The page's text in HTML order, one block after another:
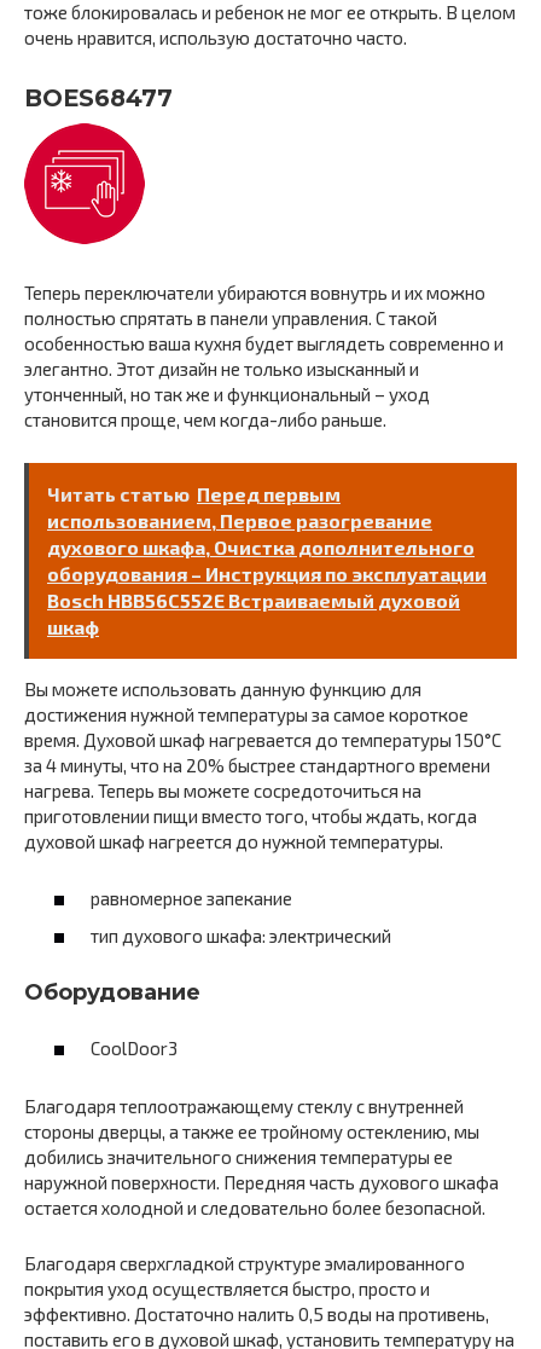
тоже блокировалась и ребенок не мог ее открыть. В целом
очень нравится, использую достаточно часто.
BOES68477
Теперь переключатели убираются вовнутрь и их можно
полностью спрятать в панели управления. С такой
особенностью ваша кухня будет выглядеть современно и
элегантно. Этот дизайн не только изысканный и
утонченный, но так же и функциональный – уход
становится проще, чем когда-либо раньше.
Читать статью Перед первым
использованием, Первое разогревание
духового шкафа, Очистка дополнительного
оборудования – Инструкция по эксплуатации
Bosch HBB56C552E Встраиваемый духовой
шкаф
Вы можете использовать данную функцию для
достижения нужной температуры за самое короткое
время. Духовой шкаф нагревается до температуры 150°C
за 4 минуты, что на 20% быстрее стандартного времени
нагрева. Теперь вы можете сосредоточиться на
приготовлении пищи вместо того, чтобы ждать, когда
духовой шкаф нагреется до нужной температуры.
равномерное запекание
тип духового шкафа: электрический
Оборудование
CoolDoor3
Благодаря теплоотражающему стеклу с внутренней
стороны дверцы, а также ее тройному остеклению, мы
добились значительного снижения температуры ее
наружной поверхности. Передняя часть духового шкафа
остается холодной и следовательно более безопасной.
Благодаря сверхгладкой структуре эмалированного
покрытия уход осуществляется быстро, просто и
эффективно. Достаточно налить 0,5 воды на противень,
поставить его в духовой шкаф, установить температуру на